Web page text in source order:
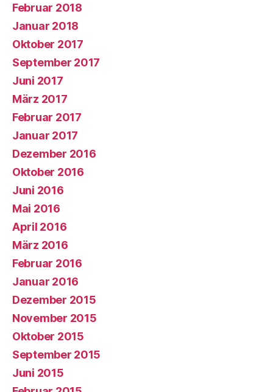
Februar 2018
Januar 2018
Oktober 2017
September 2017
Juni 2017
März 2017
Februar 2017
Januar 2017
Dezember 2016
Oktober 2016
Juni 2016
Mai 2016
April 2016
März 2016
Februar 2016
Januar 2016
Dezember 2015
November 2015
Oktober 2015
September 2015
Juni 2015